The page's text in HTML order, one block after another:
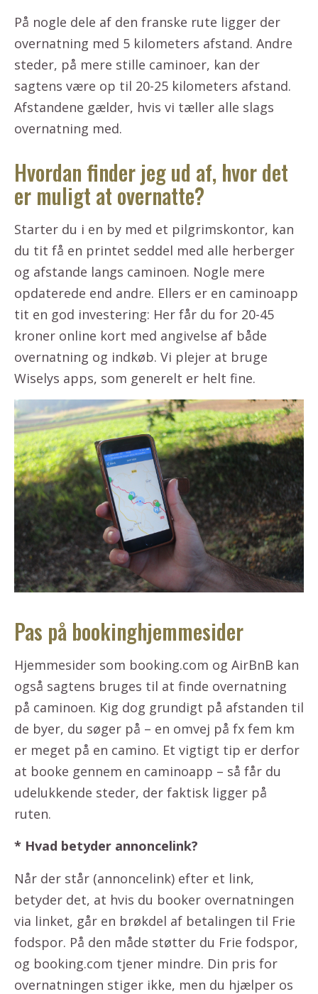
På nogle dele af den franske rute ligger der
overnatning med 5 kilometers afstand. Andre
steder, på mere stille caminoer, kan der
sagtens være op til 20-25 kilometers afstand.
Afstandene gælder, hvis vi tæller alle slags
overnatning med.
Hvordan finder jeg ud af, hvor det
er muligt at overnatte?
Starter du i en by med et pilgrimskontor, kan
du tit få en printet seddel med alle herberger
og afstande langs caminoen. Nogle mere
opdaterede end andre. Ellers er en caminoapp
tit en god investering: Her får du for 20-45
kroner online kort med angivelse af både
overnatning og indkøb. Vi plejer at bruge
Wiselys apps, som generelt er helt fine.
Pas på bookinghjemmesider
Hjemmesider som booking.com og AirBnB kan
også sagtens bruges til at finde overnatning
på caminoen. Kig dog grundigt på afstanden til
de byer, du søger på – en omvej på fx fem km
er meget på en camino. Et vigtigt tip er derfor
at booke gennem en caminoapp – så får du
udelukkende steder, der faktisk ligger på
ruten.
* Hvad betyder annoncelink?
Når der står (annoncelink) efter et link,
betyder det, at hvis du booker overnatningen
via linket, går en brøkdel af betalingen til Frie
fodspor. På den måde støtter du Frie fodspor,
og booking.com tjener mindre. Din pris for
overnatningen stiger ikke, men du hjælper os